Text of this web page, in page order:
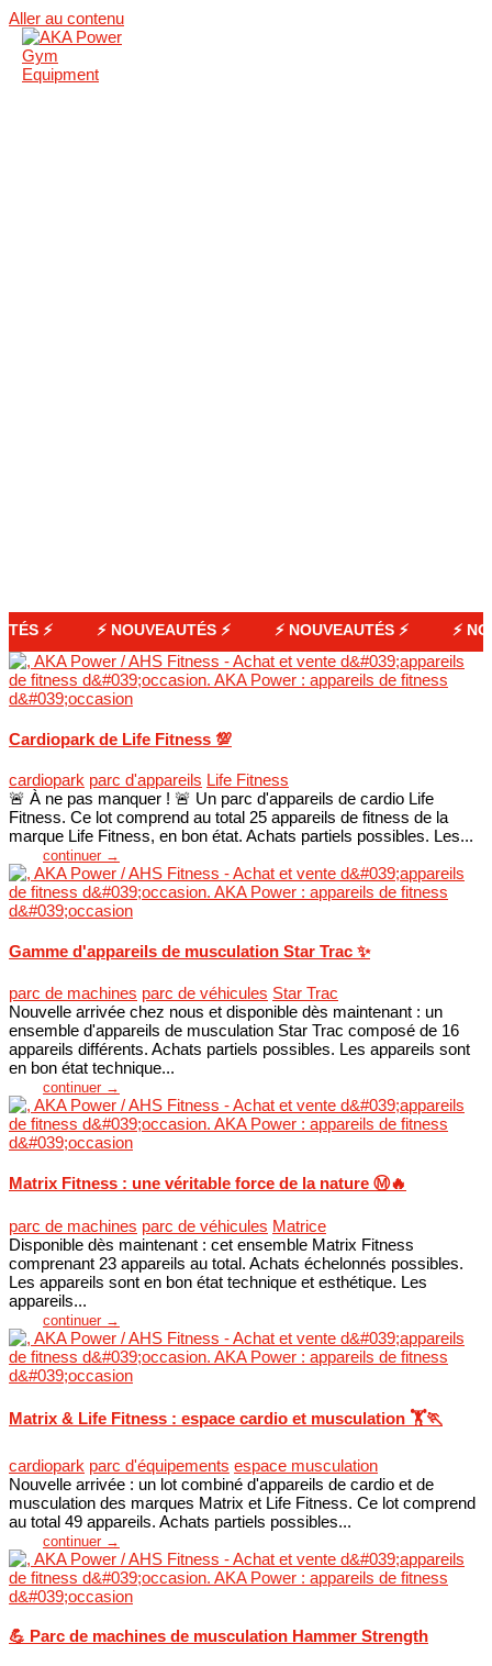
Aller au contenu
⚡ NOUVEAUTÉS ⚡ ⚡ NOUVEAUTÉS ⚡ ⚡
Cardiopark de Life Fitness 💯
cardiopark parc d'appareils Life Fitness
🚨 À ne pas manquer ! 🚨 Un parc d'appareils de cardio Life
Fitness. Ce lot comprend au total 25 appareils de fitness de la
marque Life Fitness, en bon état. Achats partiels possibles. Les...
continuer →
Gamme d'appareils de musculation Star Trac ✨
parc de machines parc de véhicules Star Trac
Nouvelle arrivée chez nous et disponible dès maintenant : un
ensemble d'appareils de musculation Star Trac composé de 16
appareils différents. Achats partiels possibles. Les appareils sont
en bon état technique...
continuer →
Matrix Fitness : une véritable force de la nature Ⓜ️🔥
parc de machines parc de véhicules Matrice
Disponible dès maintenant : cet ensemble Matrix Fitness
comprenant 23 appareils au total. Achats échelonnés possibles.
Les appareils sont en bon état technique et esthétique. Les
appareils...
continuer →
Matrix & Life Fitness : espace cardio et musculation 🏋️🏃
cardiopark parc d'équipements espace musculation
Nouvelle arrivée : un lot combiné d'appareils de cardio et de
musculation des marques Matrix et Life Fitness. Ce lot comprend
au total 49 appareils. Achats partiels possibles...
continuer →
💪 Parc de machines de musculation Hammer Strength